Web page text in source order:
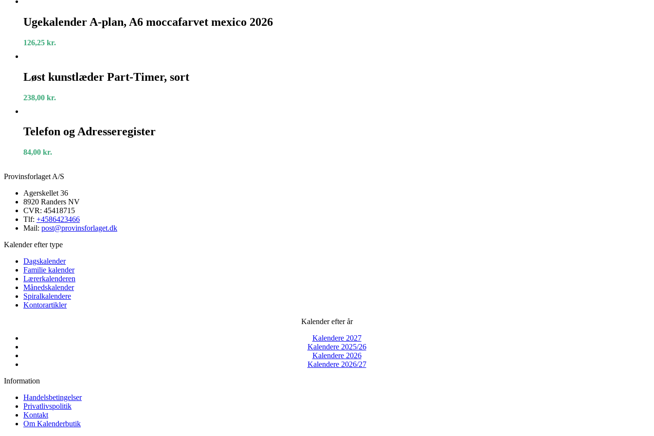
A-
plan,
moccafarvet
Ugekalender A-plan, A6 moccafarvet mexico 2026
126,25 kr.
kunstlæder
Part-
sort
Løst kunstlæder Part-Timer, sort
238,00 kr.
og
Adresseregister
Telefon og Adresseregister
84,00 kr.
Provinsforlaget A/S
Agerskellet 36
8920 Randers NV
CVR: 45418715
Tlf: +4586423466
Mail: post@provinsforlaget.dk
Kalender efter type
Dagskalender
Familie kalender
Lærerkalenderen
Månedskalender
Spiralkalendere
Kontorartikler
Kalender efter år
Kalendere 2027
Kalendere 2025/26
Kalendere 2026
Kalendere 2026/27
Information
Handelsbetingelser
Privatlivspolitik
Kontakt
Om Kalenderbutik